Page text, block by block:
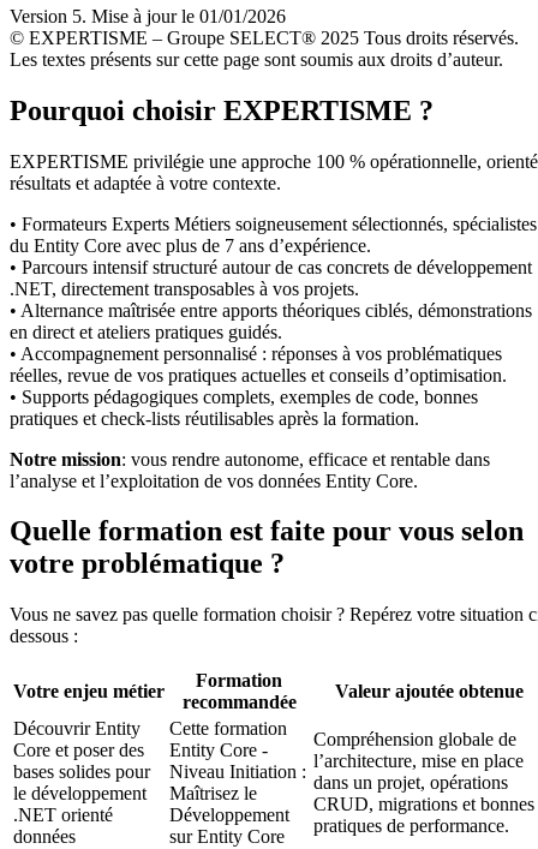
Version 5. Mise à jour le 01/01/2026
© EXPERTISME – Groupe SELECT® 2025 Tous droits réservés.
Les textes présents sur cette page sont soumis aux droits d’auteur.
Pourquoi choisir EXPERTISME ?
EXPERTISME privilégie une approche 100 % opérationnelle,
résultats et adaptée à votre contexte.
• Formateurs Experts Métiers soigneusement sélectionnés, spécialistes
du Entity Core avec plus de 7 ans d’expérience.
• Parcours intensif structuré autour de cas concrets de développement
.NET, directement transposables à vos projets.
• Alternance maîtrisée entre apports théoriques ciblés, démonstrations
en direct et ateliers pratiques guidés.
• Accompagnement personnalisé : réponses à vos problématiques
réelles, revue de vos pratiques actuelles et conseils d’optimisation.
• Supports pédagogiques complets, exemples de code, bonnes
pratiques et check-lists réutilisables après la formation.
Notre mission: vous rendre autonome, efficace et rentable dans
l’analyse et l’exploitation de vos données Entity Core.
Quelle formation est faite pour vous selon
votre problématique ?
Vous ne savez pas quelle formation choisir ? Repérez votre situation
dessous :
Votre enjeu métier
Formation
recommandée
Valeur ajoutée obtenue
Découvrir Entity
Core et poser des
bases solides pour
le développement
.NET orienté
données
Cette formation
Entity Core -
Niveau Initiation :
Maîtrisez le
Développement
sur Entity Core
Compréhension globale de
l’architecture, mise en place
dans un projet, opérations
CRUD, migrations et bonnes
pratiques de performance.